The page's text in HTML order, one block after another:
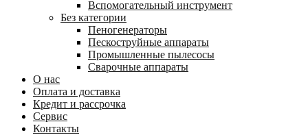
Вспомогательный инструмент
Без категории
Пеногенераторы
Пескоструйные аппараты
Промышленные пылесосы
Сварочные аппараты
О нас
Оплата и доставка
Кредит и рассрочка
Сервис
Контакты